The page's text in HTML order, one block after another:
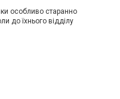
особливо старанно
до їхнього відділу